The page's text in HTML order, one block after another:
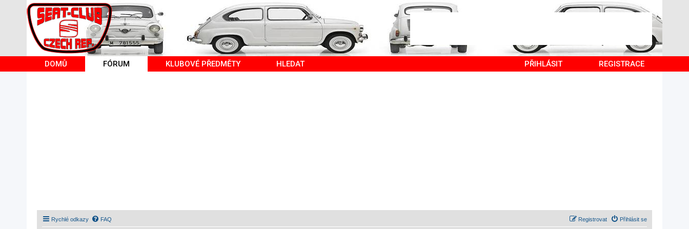
DOMŮ FÓRUM KLUBOVÉ PŘEDMĚTY HLEDAT PŘIHLÁSIT REGISTRACE
Rychlé odkazy FAQ Přihlásit se
Registrovat